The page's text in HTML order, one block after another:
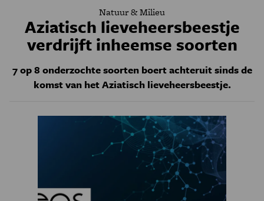
Natuur & Milieu
Aziatisch lieveheersbeestje
verdrijft inheemse soorten
7 op 8 onderzochte soorten boert achteruit sinds de
komst van het Aziatisch lieveheersbeestje.